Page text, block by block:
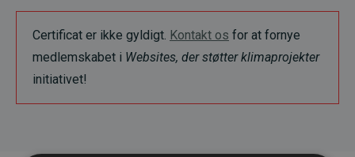
Certificat er ikke gyldigt. Kontakt os for at fornye
medlemskabet i Websites, der støtter klimaprojekter
initiativet!